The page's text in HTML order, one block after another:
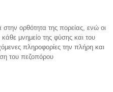
ορθότητα της πορείας, ενώ οι
μνημείο της φύσης και του
πληροφορίες την πλήρη και
του πεζοπόρου